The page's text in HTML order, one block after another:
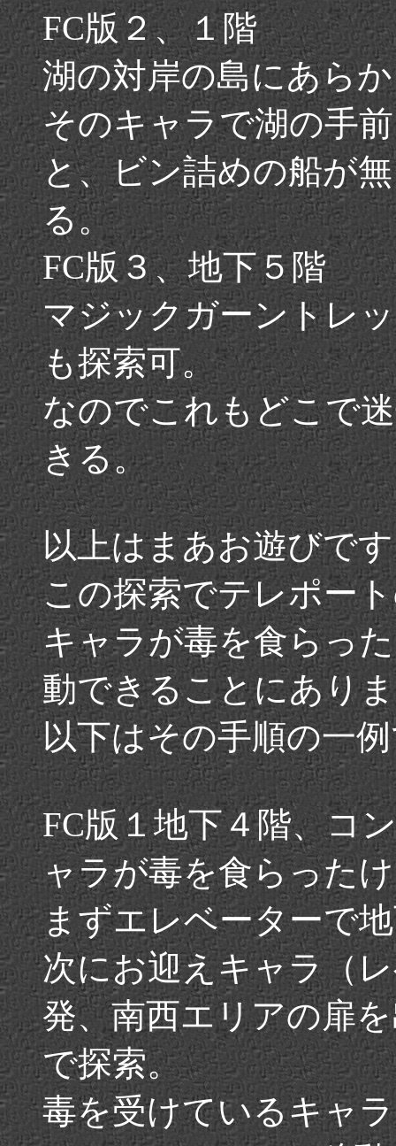
FC版２、１階
湖の対岸の島にあら
そのキャラで湖の手
と、ビン詰めの船が
る。
FC版３、地下５階
マジックガーントレ
も探索可。
なのでこれもどこで
きる。
以上はまあお遊びで
この探索でテレポー
キャラが毒を食らっ
動できることにあり
以下はその手順の一
FC版１地下４階、コ
ャラが毒を食らった
まずエレベーターで
次にお迎えキャラ（
発、南西エリアの扉
で探索。
毒を受けているキャ